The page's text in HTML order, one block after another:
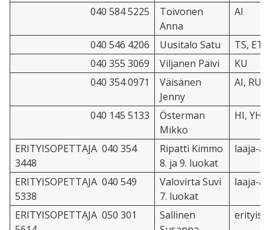
040 584 5225
Toivonen
Anna
AI
040 546 4206 Uusitalo Satu
TS, ET
040 355 3069
Viljanen Päivi
KU
040 354 0971
Väisänen
Jenny
AI, RU
040 145 5133
Österman
Mikko
HI, YH
ERITYISOPETTAJA 040 354
3448
Ripatti Kimmo
8. ja 9. luokat
laaja-
ERITYISOPETTAJA 040 549
5338
Valovirta Suvi
7. luokat
laaja-
ERITYISOPETTAJA 050 301
Sallinen